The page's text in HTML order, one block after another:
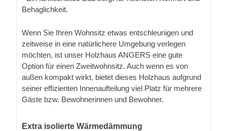
Behaglichkeit.
Wenn Sie Ihren Wohnsitz etwas entschleunigen und
zeitweise in eine natürlichere Umgebung verlegen
möchten, ist unser Holzhaus ANGERS eine gute
Option für einen Zweitwohnsitz. Auch wenn es von
außen kompakt wirkt, bietet dieses Holzhaus aufgrund
seiner effizienten Innenaufteilung viel Platz für mehrere
Gäste bzw. Bewohnerinnen und Bewohner.
Extra isolierte Wärmedämmung